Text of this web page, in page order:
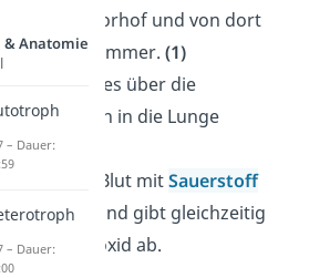
rechten Vorhof und von dort
rechten Kammer. (1)
dort wird es über die
in die Lunge
wird das Blut mitSauerstoff
und gibt gleichzeitig
ab.
& Anatomie
– Dauer:
– Dauer: